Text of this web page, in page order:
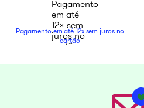
Pagamento em até 12x sem juros no
cartão